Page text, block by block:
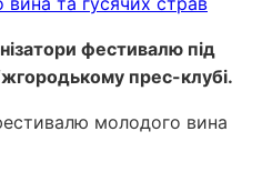
фестивалю під
прес-клубі.
молодого вина